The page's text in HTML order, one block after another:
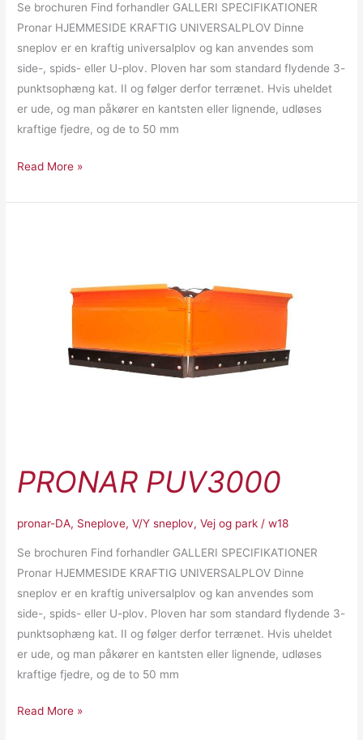
Se brochuren Find forhandler GALLERI SPECIFIKATIONER
Pronar HJEMMESIDE KRAFTIG UNIVERSALPLOV Dinne
sneplov er en kraftig universalplov og kan anvendes som
side-, spids- eller U-plov. Ploven har som standard flydende 3-
punktsophæng kat. II og følger derfor terrænet. Hvis uheldet
er ude, og man påkører en kantsten eller lignende, udløses
kraftige fjedre, og de to 50 mm
Read More »
PRONAR PUV3000
pronar-DA, Sneplove,V/Y sneplov,Vej og park /w18
Se brochuren Find forhandler GALLERI SPECIFIKATIONER
Pronar HJEMMESIDE KRAFTIG UNIVERSALPLOV Dinne
sneplov er en kraftig universalplov og kan anvendes som
side-, spids- eller U-plov. Ploven har som standard flydende 3-
punktsophæng kat. II og følger derfor terrænet. Hvis uheldet
er ude, og man påkører en kantsten eller lignende, udløses
kraftige fjedre, og de to 50 mm
Read More »